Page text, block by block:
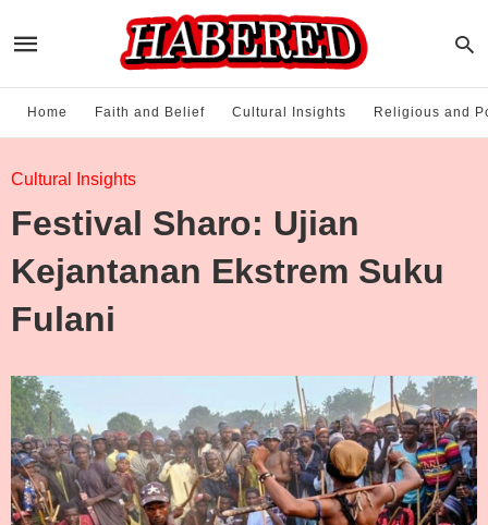
Home Faith and Belief Cultural Insights Religious and
Cultural Insights
Festival Sharo: Ujian
Kejantanan Ekstrem Suku
Fulani